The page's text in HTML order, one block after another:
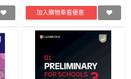
加入購物車看優惠